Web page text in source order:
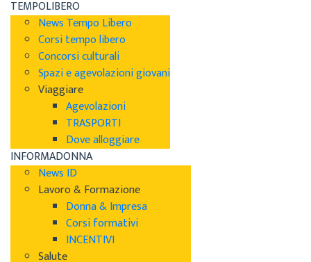
TEMPOLIBERO
News Tempo Libero
Corsi tempo libero
Concorsi culturali
Spazi e agevolazioni giovani
Viaggiare
Agevolazioni
TRASPORTI
Dove alloggiare
INFORMADONNA
News ID
Lavoro & Formazione
Donna & Impresa
Corsi formativi
INCENTIVI
Salute